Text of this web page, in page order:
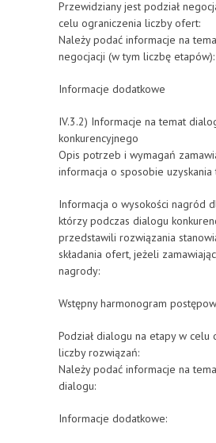
Przewidziany jest podział
celu ograniczenia liczby ofert:
Należy podać informacje na
negocjacji (w tym liczbę etapów):
Informacje dodatkowe
IV.3.2) Informacje na temat
konkurencyjnego
Opis potrzeb i wymagań
informacja o sposobie uzyskania
Informacja o wysokości nagród
którzy podczas dialogu
przedstawili rozwiązania
składania ofert, jeżeli
nagrody:
Wstępny harmonogram
Podział dialogu na etapy w celu
liczby rozwiązań:
Należy podać informacje na
dialogu:
Informacje dodatkowe: